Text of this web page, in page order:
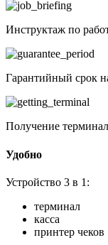
Инструктаж по
Гарантийный срок
Получение
Удобно
Устройство 3 в 1:
терминал
касса
принтер чеков